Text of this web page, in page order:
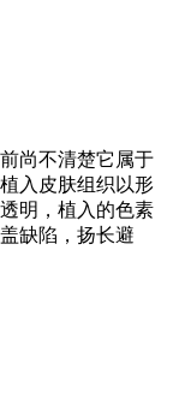
尚不清楚它属于
入皮肤组织以形
明，植入的色素
缺陷，扬长避